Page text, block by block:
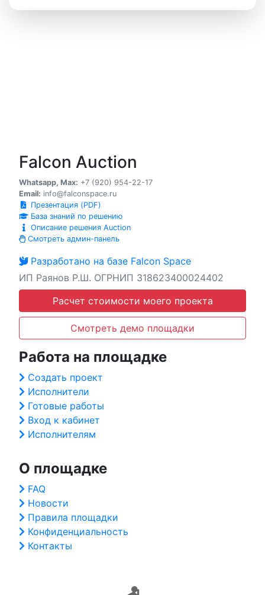
Falcon Auction
Whatsapp, Max: +7 (920) 954-22-17
Email: info@falconspace.ru
Презентация (PDF)
База знаний по решению
Описание решения Auction
Смотреть админ-панель
Разработано на базе Falcon Space
ИП Раянов Р.Ш. ОГРНИП 318623400024402
Расчет стоимости моего проекта
Смотреть демо площадки
Работа на площадке
Создать проект
Исполнители
Готовые работы
Вход к кабинет
Исполнителям
О площадке
FAQ
Новости
Правила площадки
Конфиденциальность
Контакты